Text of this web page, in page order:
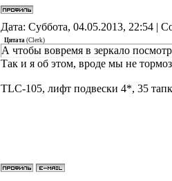
Дата: Суббота, 04.05.2013, 22:54 |
Цитата (Clerk)
А чтобы вовремя в зеркало
Так и я об этом, вроде мы не
TLC-105, лифт подвески 4*, 35